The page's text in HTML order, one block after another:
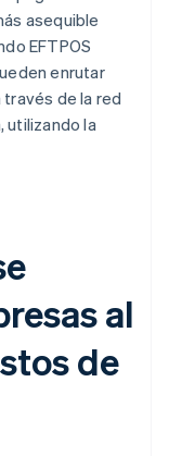
asequible
EFTPOS
enrutar
de la red
utilizando la
al
de